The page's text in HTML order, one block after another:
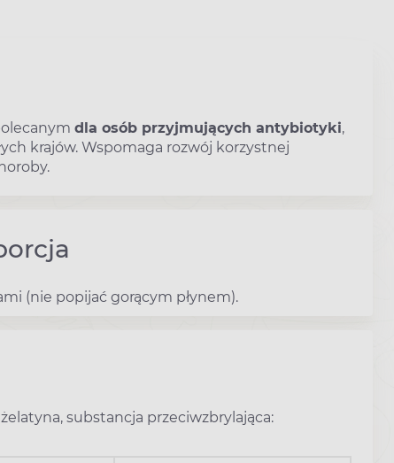
dla osób przyjmujących antybiotyki,
krajów. Wspomaga rozwój korzystnej
(nie popijać gorącym płynem).
substancja przeciwzbrylająca: